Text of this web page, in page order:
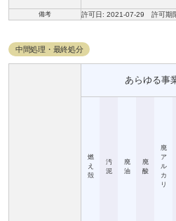
備考 許可日: 2021-07-29 許可期
中間処理・最終処分
あらゆる事
燃
え
殻
汚
泥
廃
油
廃
酸
廃
ア
ル
カ
リ